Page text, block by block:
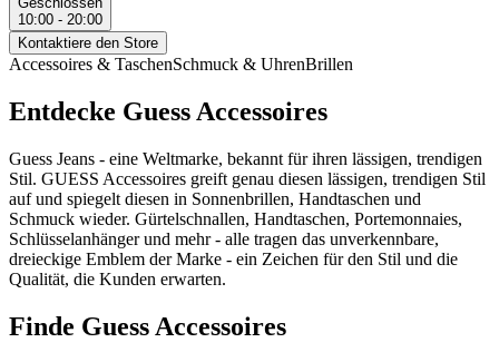
10:00 - 20:00
Kontaktiere den Store
Accessoires & TaschenSchmuck & UhrenBrillen
Entdecke Guess Accessoires
Guess Jeans - eine Weltmarke, bekannt für ihren lässigen, trendigen
Stil. GUESS Accessoires greift genau diesen lässigen, trendigen Stil
auf und spiegelt diesen in Sonnenbrillen, Handtaschen und
Schmuck wieder. Gürtelschnallen, Handtaschen, Portemonnaies,
Schlüsselanhänger und mehr - alle tragen das unverkennbare,
dreieckige Emblem der Marke - ein Zeichen für den Stil und die
Qualität, die Kunden erwarten.
Finde Guess Accessoires